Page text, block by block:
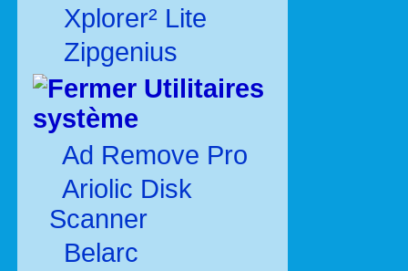
Xplorer² Lite
Zipgenius
Utilitaires
système
Ad Remove Pro
Ariolic Disk
Scanner
Belarc